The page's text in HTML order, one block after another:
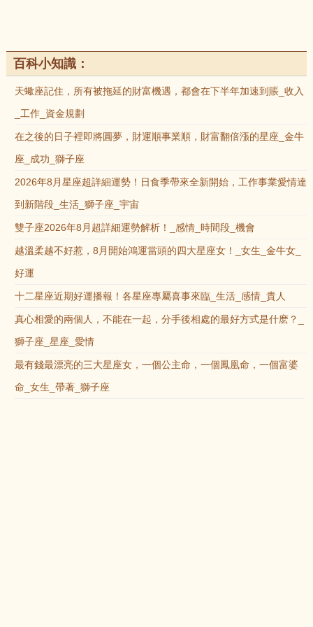
百科小知識：
天蠍座記住，所有被拖延的財富機遇，都會在下半年加速到賬_收入
_工作_資金規劃
在之後的日子裡即將圓夢，財運順事業順，財富翻倍漲的星座_金牛
座_成功_獅子座
2026年8月星座超詳細運勢！日食季帶來全新開始，工作事業愛情達
到新階段_生活_獅子座_宇宙
雙子座2026年8月超詳細運勢解析！_感情_時間段_機會
越溫柔越不好惹，8月開始鴻運當頭的四大星座女！_女生_金牛女_
好運
十二星座近期好運播報！各星座專屬喜事來臨_生活_感情_貴人
真心相愛的兩個人，不能在一起，分手後相處的最好方式是什麽？_
獅子座_星座_愛情
最有錢最漂亮的三大星座女，一個公主命，一個鳳凰命，一個富婆
命_女生_帶著_獅子座